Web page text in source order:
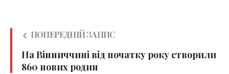
ПОПЕРЕДНІЙ ЗАПИС
На Вінниччині від початку року створили
860 нових родин